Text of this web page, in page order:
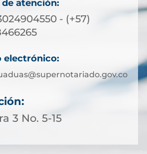
de atención:
- (+57)
electrónico:
3 No. 5-15